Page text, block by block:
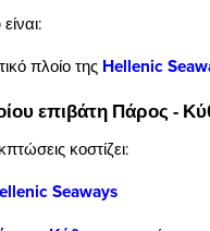
πλοίο της Hellenic
επιβάτη Πάρος -
κοστίζει:
Seaways